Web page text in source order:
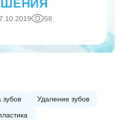
58
зубов
Удаление зубов